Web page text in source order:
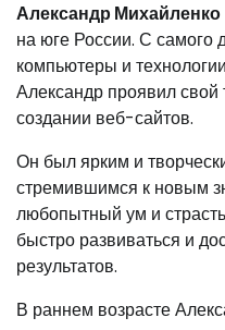
Александр Михайленко
на юге России. С самого
компьютеры и
Александр проявил
создании веб-сайтов.
Он был ярким и
стремившимся к новым
любопытный ум и
быстро развиваться и
результатов.
В раннем возрасте